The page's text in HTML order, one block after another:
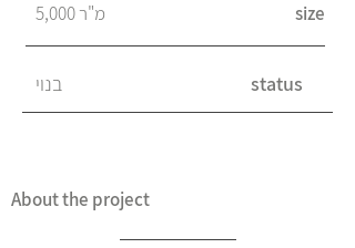
5,000 מ"ר size
בנוי status
About the project